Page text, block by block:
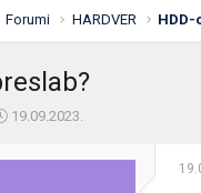
Forumi HARDVER HDD-
D19.09.2023.